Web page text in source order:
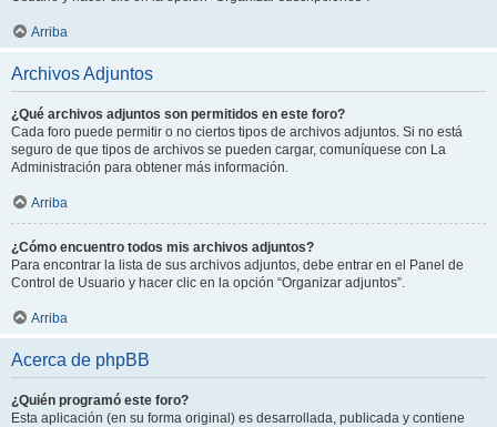
Arriba
Archivos Adjuntos
¿Qué archivos adjuntos son permitidos en este foro?
Cada foro puede permitir o no ciertos tipos de archivos adjuntos. Si no está
seguro de que tipos de archivos se pueden cargar, comuníquese con La
Administración para obtener más información.
Arriba
¿Cómo encuentro todos mis archivos adjuntos?
Para encontrar la lista de sus archivos adjuntos, debe entrar en el Panel de
Control de Usuario y hacer clic en la opción “Organizar adjuntos”.
Arriba
Acerca de phpBB
¿Quién programó este foro?
Esta aplicación (en su forma original) es desarrollada, publicada y contiene